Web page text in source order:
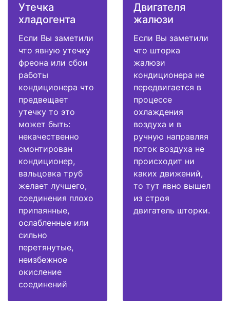
Утечка
хладогента
Если Вы заметили
что явную утечку
фреона или сбои
работы
кондиционера что
предвещает
утечку то это
может быть:
некачественно
смонтирован
кондиционер,
вальцовка труб
желает лучшего,
соединения плохо
припаянные,
ослабленные или
сильно
перетянутые,
неизбежное
окисление
соединений
Двигателя
жалюзи
Если Вы заметили
что шторка
жалюзи
кондиционера не
передвигается в
процессе
охлаждения
воздуха и в
ручную направляя
поток воздуха не
происходит ни
каких движений,
то тут явно вышел
из строя
двигатель шторки.